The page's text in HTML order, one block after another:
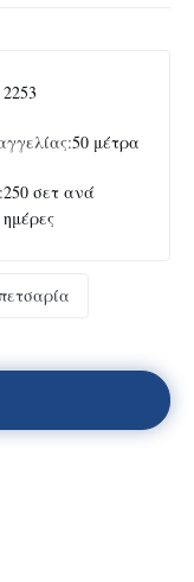
2253
50 μέτρα
250 σετ ανά
ημέρες